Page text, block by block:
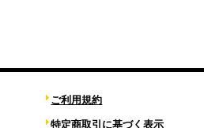
ご利用規約
特定商取引に基づく表示